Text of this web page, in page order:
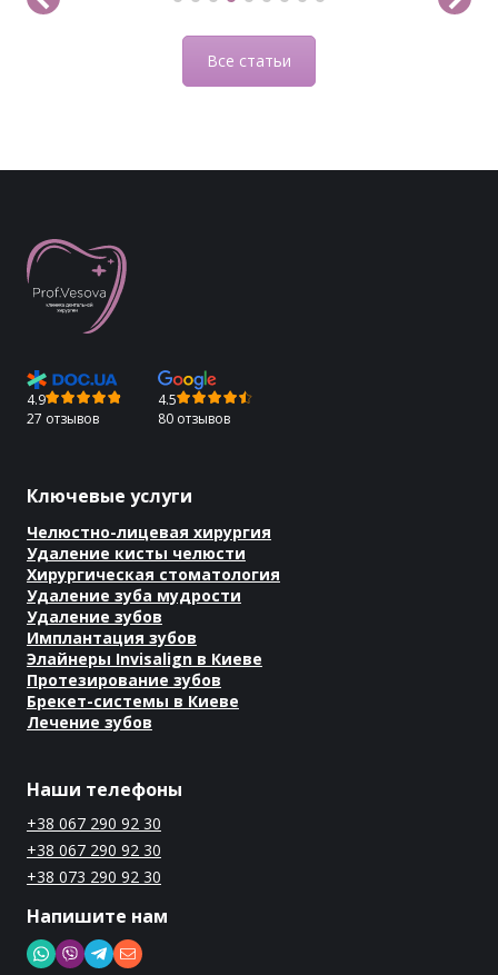
Все статьи
4.9
27 отзывов
4.5
80 отзывов
Ключевые услуги
Челюстно-лицевая хирургия
Удаление кисты челюсти
Хирургическая стоматология
Удаление зуба мудрости
Удаление зубов
Имплантация зубов
Элайнеры Invisalign в Киеве
Протезирование зубов
Брекет-системы в Киеве
Лечение зубов
Наши телефоны
+38 067 290 92 30
+38 067 290 92 30
+38 073 290 92 30
Напишите нам